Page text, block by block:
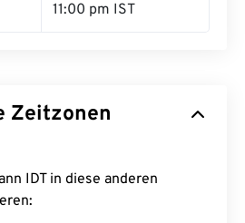
11:00 pm IST
Zeitzonen
IDT in diese anderen